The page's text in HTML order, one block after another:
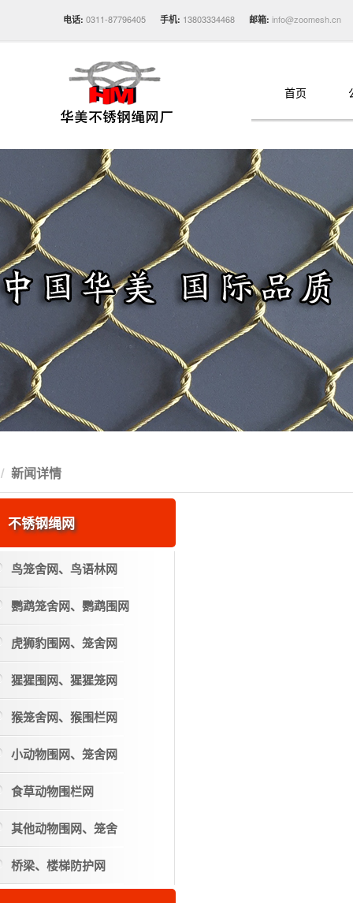
电话: 0311-87796405 手机: 13803334468 邮箱: info@zoomesh.cn
首页
新闻详情
不锈钢绳网
鸟笼舍网、鸟语林网
鹦鹉笼舍网、鹦鹉围网
虎狮豹围网、笼舍网
猩猩围网、猩猩笼网
猴笼舍网、猴围栏网
小动物围网、笼舍网
食草动物围栏网
其他动物围网、笼舍
桥梁、楼梯防护网